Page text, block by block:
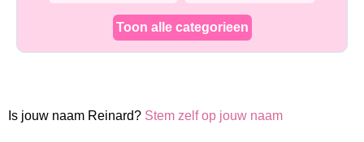
Toon alle categorieen
Is jouw naam Reinard? Stem zelf op jouw naam